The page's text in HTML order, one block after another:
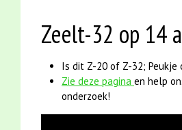
Zeelt-32 op 14
Is dit Z-20 of Z-32; Peukje
Zie deze pagina en help
onderzoek!